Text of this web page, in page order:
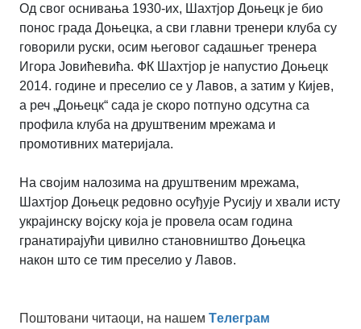
Од свог оснивања 1930-их, Шахтјор Доњецк је био
понос града Доњецка, а сви главни тренери клуба су
говорили руски, осим његовог садашњег тренера
Игора Јовићевића. ФК Шахтјор је напустио Доњецк
2014. године и преселио се у Лавов, а затим у Кијев,
а реч „Доњецк“ сада је скоро потпуно одсутна са
профила клуба на друштвеним мрежама и
промотивних материјала.
На својим налозима на друштвеним мрежама,
Шахтјор Доњецк редовно осуђује Русију и хвали исту
украјинску војску која је провела осам година
гранатирајући цивилно становништво Доњецка
након што се тим преселио у Лавов.
Поштовани читаоци, на нашем Tелеграм